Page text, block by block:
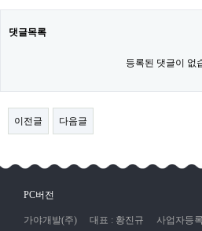
댓글목록
등록된 댓글이 없
이전글 다음글
PC버전
가야개발(주) 대표 : 황진규 사업자등